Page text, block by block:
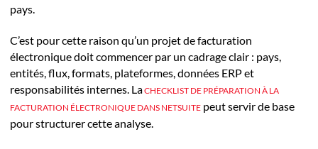
pays.
C’est pour cette raison qu’un projet de facturation
électronique doit commencer par un cadrage clair : pays,
entités, flux, formats, plateformes, données ERP et
responsabilités internes. LaCHECKLIST DE PRÉPARATION À LA
FACTURATION ÉLECTRONIQUE DANS NETSUITEpeut servir de base
pour structurer cette analyse.